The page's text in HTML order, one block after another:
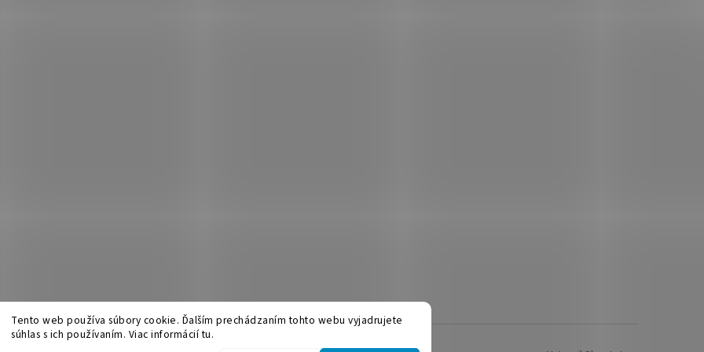
Tento web používa súbory cookie. Ďalším prechádzaním tohto webu vyjadrujete
súhlas s ich používaním. Viac informácií tu.